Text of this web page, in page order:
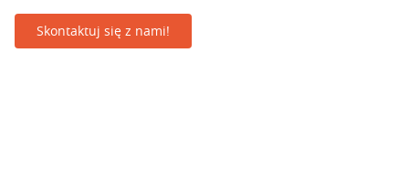
Skontaktuj się z nami!